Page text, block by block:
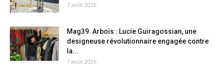
7 août 2026
Mag39. Arbois : Lucie Guiragossian, une
designeuse révolutionnaire engagée contre
la...
7 août 2026